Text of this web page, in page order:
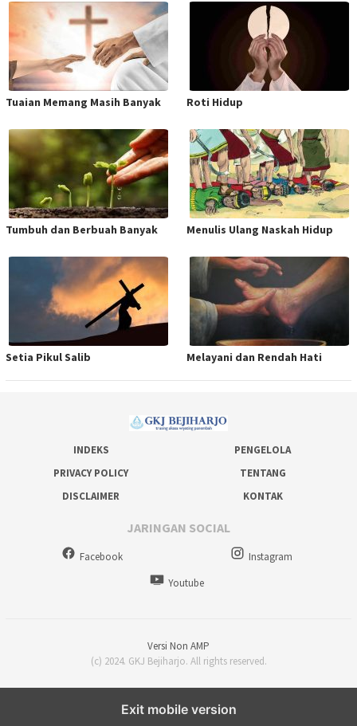
Tuaian Memang Masih Banyak Roti Hidup
Tumbuh dan Berbuah Banyak Menulis Ulang Naskah Hidup
Setia Pikul Salib Melayani dan Rendah Hati
INDEKS
PENGELOLA
PRIVACY POLICY
TENTANG
DISCLAIMER
KONTAK
JARINGAN SOCIAL
Facebook
Instagram
Youtube
Versi Non AMP
(c) 2024. GKJ Bejiharjo. All rights reserved.
Exit mobile version